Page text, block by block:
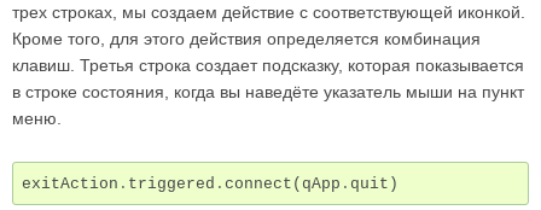
трех строках, мы создаем действие с соответствующей иконкой.
Кроме того, для этого действия определяется комбинация
клавиш. Третья строка создает подсказку, которая показывается
в строке состояния, когда вы наведёте указатель мыши на пункт
меню.
exitAction . triggered . connect ( qApp . quit )